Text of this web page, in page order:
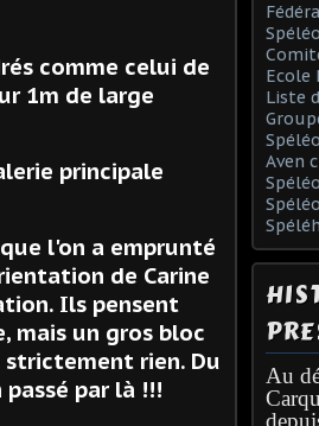
comme celui de
1m de large
principale
l'on a emprunté
de Carine
Ils pensent
mais un gros bloc
rien. Du
par là !!!
Ecole
Liste
Aven
Au